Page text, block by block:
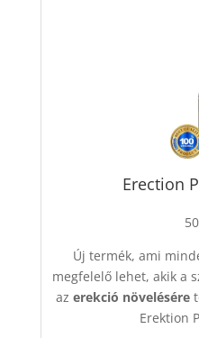
Erection
Új termék, ami
megfelelő lehet, akik a
azerekció növelésére
Erektion